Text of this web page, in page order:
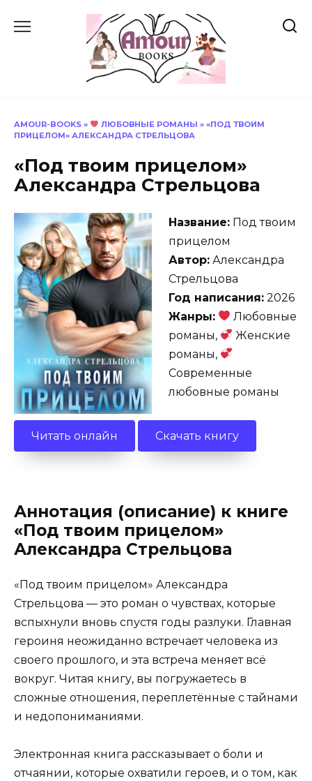
AMOUR-BOOKS » ЛЮБОВНЫЕ РОМАНЫ » «ПОД ТВОИМ
ПРИЦЕЛОМ» АЛЕКСАНДРА СТРЕЛЬЦОВА
«Под твоим прицелом»
Александра Стрельцова
Название: Под твоим
прицелом
Автор: Александра
Стрельцова
Год написания: 2026
Жанры:
Любовные
романы,
Женские
романы,
Современные
любовные романы
Читать онлайн Скачать книгу
Аннотация (описание) к книге
«Под твоим прицелом»
Александра Стрельцова
«Под твоим прицелом» Александра
Стрельцова — это роман о чувствах, которые
вспыхнули вновь спустя годы разлуки. Главная
героиня неожиданно встречает человека из
своего прошлого, и эта встреча меняет всё
вокруг. Читая книгу, вы погружаетесь в
сложные отношения, переплетённые с тайнами
и недопониманиями.
Электронная книга рассказывает о боли и
отчаянии, которые охватили героев, и о том, как